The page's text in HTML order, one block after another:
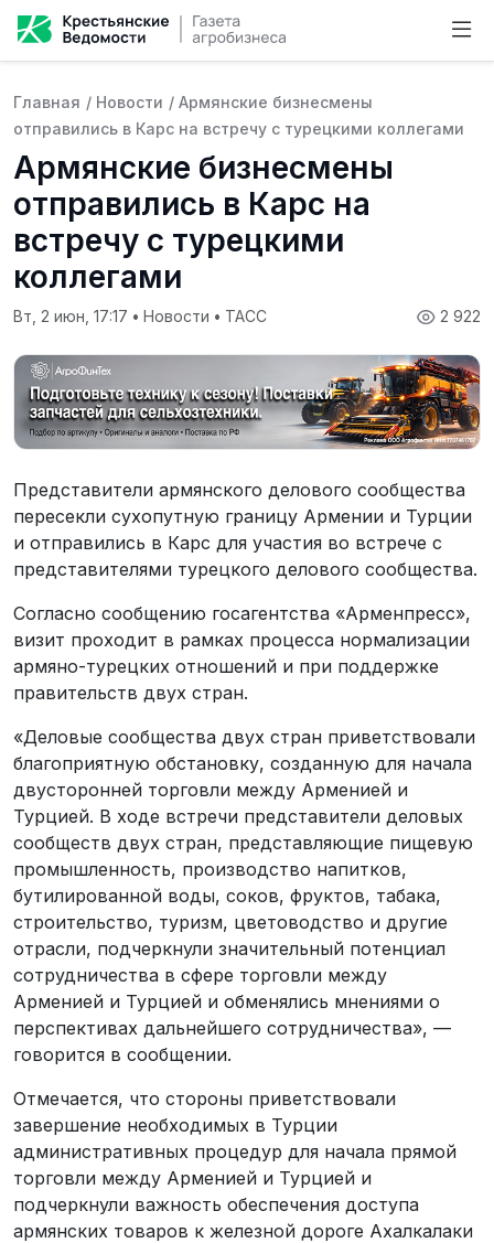
Главная / Новости / Армянские бизнесмены
отправились в Карс на встречу с турецкими коллегами
Армянские бизнесмены
отправились в Карс на
встречу с турецкими
коллегами
2 922
Вт, 2 июн, 17:17 • Новости • ТАСС
Представители армянского делового сообщества
пересекли сухопутную границу Армении и Турции
и отправились в Карс для участия во встрече с
представителями турецкого делового сообщества.
Согласно сообщению госагентства «Арменпресс»,
визит проходит в рамках процесса нормализации
армяно-турецких отношений и при поддержке
правительств двух стран.
«Деловые сообщества двух стран приветствовали
благоприятную обстановку, созданную для начала
двусторонней торговли между Арменией и
Турцией. В ходе встречи представители деловых
сообществ двух стран, представляющие пищевую
промышленность, производство напитков,
бутилированной воды, соков, фруктов, табака,
строительство, туризм, цветоводство и другие
отрасли, подчеркнули значительный потенциал
сотрудничества в сфере торговли между
Арменией и Турцией и обменялись мнениями о
перспективах дальнейшего сотрудничества», —
говорится в сообщении.
Отмечается, что стороны приветствовали
завершение необходимых в Турции
административных процедур для начала прямой
торговли между Арменией и Турцией и
подчеркнули важность обеспечения доступа
армянских товаров к железной дороге Ахалкалаки